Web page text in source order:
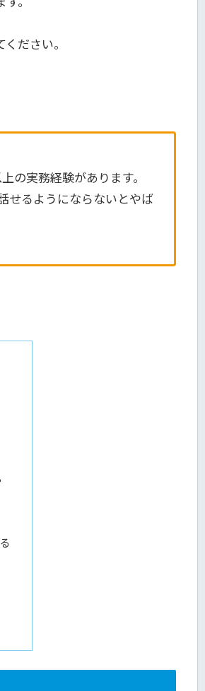
ださい。
の実務経験があります。
せるようにならないとやば